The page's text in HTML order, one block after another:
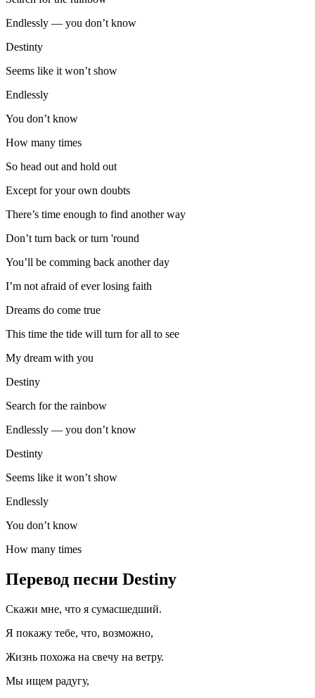
Endlessly — you don’t know
Destinty
Seems like it won’t show
Endlessly
You don’t know
How many times
So head out and hold out
Except for your own doubts
There’s time enough to find another way
Don’t turn back or turn 'round
You’ll be comming back another day
I’m not afraid of ever losing faith
Dreams do come true
This time the tide will turn for all to see
My dream with you
Destiny
Search for the rainbow
Endlessly — you don’t know
Destinty
Seems like it won’t show
Endlessly
You don’t know
How many times
Перевод песни Destiny
Скажи мне, что я сумасшедший.
Я покажу тебе, что, возможно,
Жизнь похожа на свечу на ветру.
Мы ищем радугу,